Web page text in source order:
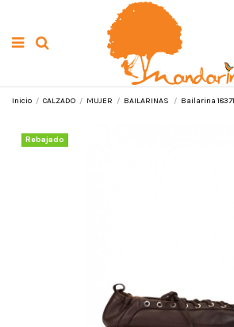
Inicio CALZADO MUJER BAILARINAS Bailarina
Rebajado